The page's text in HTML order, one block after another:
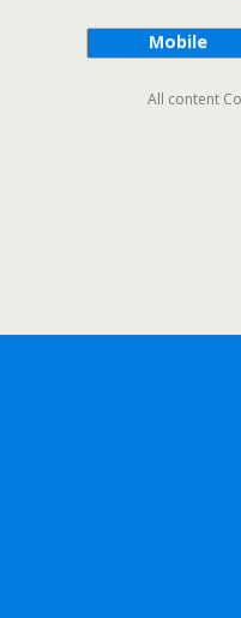
Mobile
All content